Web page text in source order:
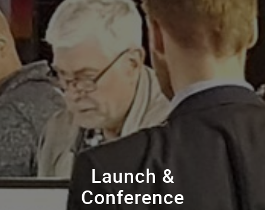
Launch &
Conference